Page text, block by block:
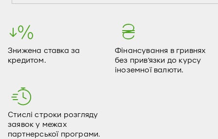
Знижена ставка за
кредитом.
Фінансування в гривнях
без прив’язки до курсу
іноземної валюти.
Стислі строки розгляду
заявок у межах
партнерської програми.